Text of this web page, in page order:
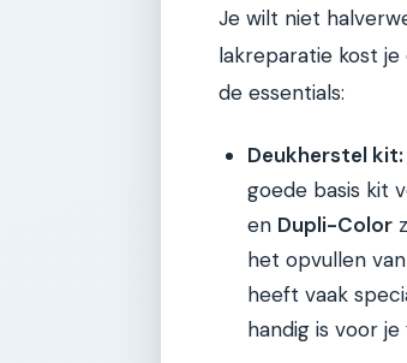
Je wilt niet
lakreparatie kost
de essentials:
Deukherstel kit:
goede basis kit
en Dupli-Color
het opvullen
heeft vaak
handig is voor je